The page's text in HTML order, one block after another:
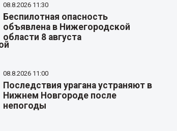
08.8.2026 11:30
Беспилотная опасность
объявлена в Нижегородской
области 8 августа
08.8.2026 11:00
Последствия урагана устраняют в
Нижнем Новгороде после
непогоды